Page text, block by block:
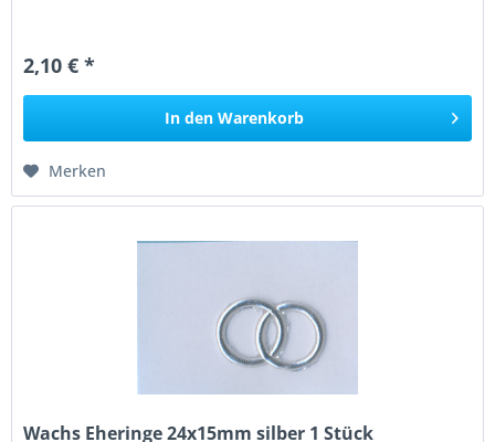
2,10 € *
In den Warenkorb
Merken
Wachs Eheringe 24x15mm silber 1 Stück